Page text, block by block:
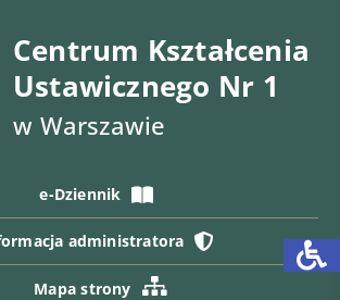
Centrum Kształcenia
Ustawicznego Nr 1
w Warszawie
e-Dziennik
administratora
Mapa strony